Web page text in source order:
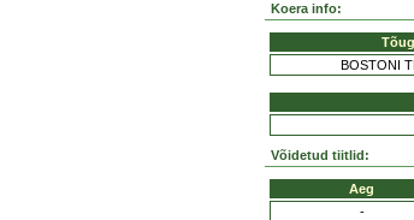
Koera info:
Tõug
BOSTONI
Võidetud tiitlid:
Aeg
-